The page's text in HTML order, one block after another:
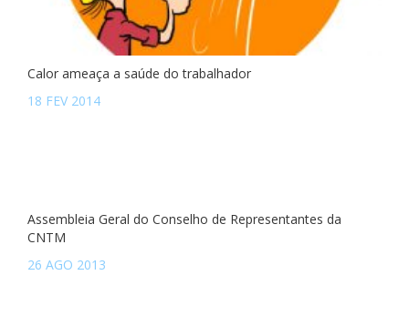
Calor ameaça a saúde do trabalhador
18 FEV 2014
Assembleia Geral do Conselho de Representantes da
CNTM
26 AGO 2013